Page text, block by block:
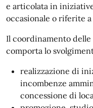
e articolata in
occasionale o riferite
Il coordinamento
comporta lo
realizzazione di
incombenze
concessione di